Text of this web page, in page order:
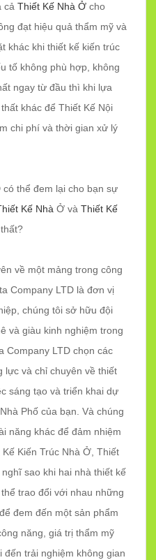
cả Thiết Kế Nhà Ở cho
đạt hiệu quả thẩm mỹ và
khác khi thiết kế kiến trúc
tố không phù hợp, không
ngay từ đầu thì khi lựa
khác để Thiết Kế Nội
chi phí và thời gian xử lý
thể đem lại cho bạn sự
Kế Nhà Ở và Thiết Kế
về một mảng trong công
Company LTD là đơn vị
chúng tôi sở hữu đội
và giàu kinh nghiệm trong
Company LTD chọn các
lực và chỉ chuyên về thiết
sáng tạo và triển khai dự
Phố của bạn. Và chúng
năng khác để đảm nhiệm
Kiến Trúc Nhà Ở, Thiết
sao khi hai nhà thiết kế
trao đổi với nhau những
đem đến một sản phẩm
năng, giá trị thẩm mỹ
trải nghiệm không gian